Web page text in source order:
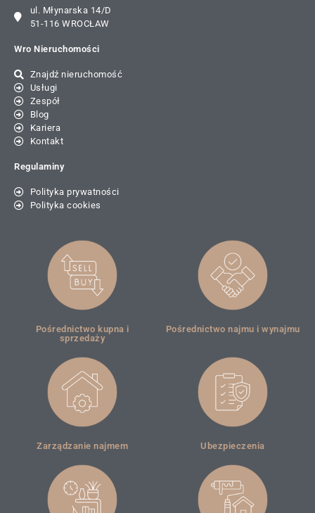
ul. Młynarska 14/D
51-116 WROCŁAW
Wro Nieruchomości
Znajdź nieruchomość
Usługi
Zespół
Blog
Kariera
Kontakt
Regulaminy
Polityka prywatności
Polityka cookies
Pośrednictwo kupna i
sprzedaży
Pośrednictwo najmu i wynajmu
Zarządzanie najmem Ubezpieczenia